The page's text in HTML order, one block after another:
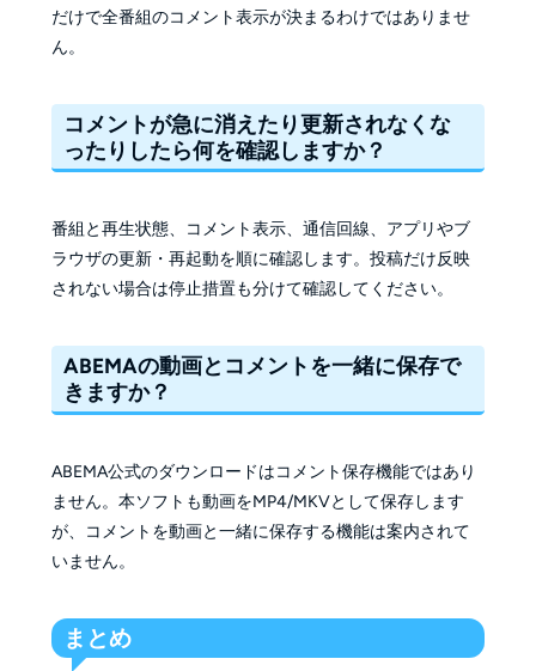
だけで全番組のコメント表示が決まるわけではありませ
ん。
コメントが急に消えたり更新されなくな
ったりしたら何を確認しますか？
番組と再生状態、コメント表示、通信回線、アプリやブ
ラウザの更新・再起動を順に確認します。投稿だけ反映
されない場合は停止措置も分けて確認してください。
ABEMAの動画とコメントを一緒に保存で
きますか？
ABEMA公式のダウンロードはコメント保存機能ではあり
ません。本ソフトも動画をMP4/MKVとして保存します
が、コメントを動画と一緒に保存する機能は案内されて
いません。
まとめ